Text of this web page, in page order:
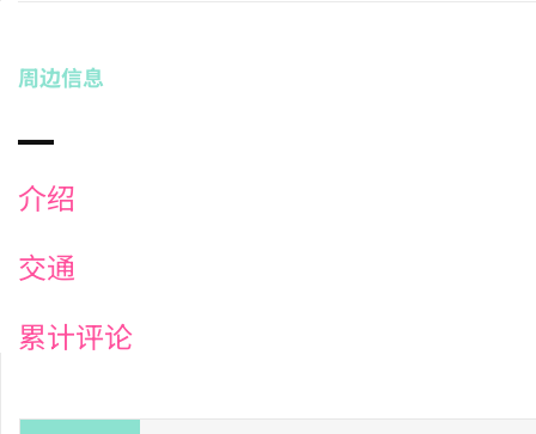
周边信息
介绍
交通
累计评论